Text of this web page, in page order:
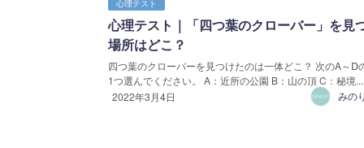
心理テスト
心理テスト｜「四つ葉のクローバー」を見
場所はどこ？
四つ葉のクローバーを見つけたのは一体どこ？ 次のA～Ⅾ
1つ選んでください。 A：近所の公園 B：山の頂 C：秘境...
2022年3月4日
みの